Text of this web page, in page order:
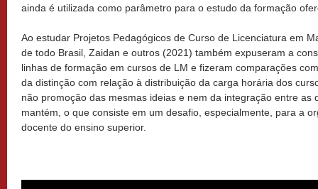
ainda é utilizada como parâmetro para o estudo da formação
Ao estudar Projetos Pedagógicos de Curso de Licenciatura em
de todo Brasil, Zaidan e outros (2021) também expuseram a
linhas de formação em cursos de LM e fizeram comparações
da distinção com relação à distribuição da carga horária dos
não promoção das mesmas ideias e nem da integração entre as
mantém, o que consiste em um desafio, especialmente, para a
docente do ensino superior.